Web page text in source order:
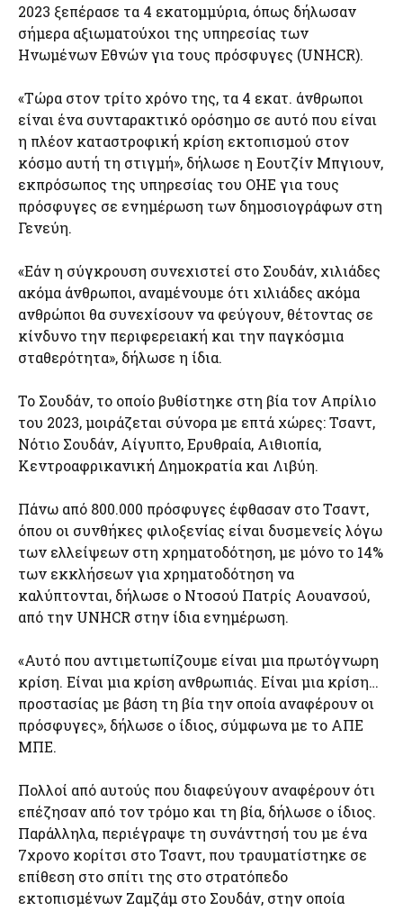
2023 ξεπέρασε τα 4 εκατομμύρια, όπως δήλωσαν
σήμερα αξιωματούχοι της υπηρεσίας των
Ηνωμένων Εθνών για τους πρόσφυγες (UNHCR).
«Τώρα στον τρίτο χρόνο της, τα 4 εκατ. άνθρωποι
είναι ένα συνταρακτικό ορόσημο σε αυτό που είναι
η πλέον καταστροφική κρίση εκτοπισμού στον
κόσμο αυτή τη στιγμή», δήλωσε η Εουτζίν Μπγιουν,
εκπρόσωπος της υπηρεσίας του ΟΗΕ για τους
πρόσφυγες σε ενημέρωση των δημοσιογράφων στη
Γενεύη.
«Εάν η σύγκρουση συνεχιστεί στο Σουδάν, χιλιάδες
ακόμα άνθρωποι, αναμένουμε ότι χιλιάδες ακόμα
ανθρώποι θα συνεχίσουν να φεύγουν, θέτοντας σε
κίνδυνο την περιφερειακή και την παγκόσμια
σταθερότητα», δήλωσε η ίδια.
Το Σουδάν, το οποίο βυθίστηκε στη βία τον Απρίλιο
του 2023, μοιράζεται σύνορα με επτά χώρες: Τσαντ,
Νότιο Σουδάν, Αίγυπτο, Ερυθραία, Αιθιοπία,
Κεντροαφρικανική Δημοκρατία και Λιβύη.
Πάνω από 800.000 πρόσφυγες έφθασαν στο Τσαντ,
όπου οι συνθήκες φιλοξενίας είναι δυσμενείς λόγω
των ελλείψεων στη χρηματοδότηση, με μόνο το 14%
των εκκλήσεων για χρηματοδότηση να
καλύπτονται, δήλωσε ο Ντοσού Πατρίς Αουανσού,
από την UNHCR στην ίδια ενημέρωση.
«Αυτό που αντιμετωπίζουμε είναι μια πρωτόγνωρη
κρίση. Είναι μια κρίση ανθρωπιάς. Είναι μια κρίση…
προστασίας με βάση τη βία την οποία αναφέρουν οι
πρόσφυγες», δήλωσε ο ίδιος, σύμφωνα με το ΑΠΕ
ΜΠΕ.
Πολλοί από αυτούς που διαφεύγουν αναφέρουν ότι
επέζησαν από τον τρόμο και τη βία, δήλωσε ο ίδιος.
Παράλληλα, περιέγραψε τη συνάντησή του με ένα
7χρονο κορίτσι στο Τσαντ, που τραυματίστηκε σε
επίθεση στο σπίτι της στο στρατόπεδο
εκτοπισμένων Ζαμζάμ στο Σουδάν, στην οποία